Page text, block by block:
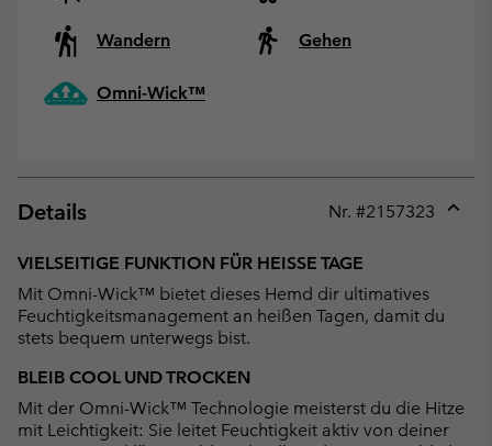
Wandern Gehen
Omni-Wick™
Details Nr. #2157323
VIELSEITIGE FUNKTION FÜR HEISSE TAGE
Mit Omni-Wick™ bietet dieses Hemd dir ultimatives
Feuchtigkeitsmanagement an heißen Tagen, damit du
stets bequem unterwegs bist.
BLEIB COOL UND TROCKEN
Mit der Omni-Wick™ Technologie meisterst du die Hitze
mit Leichtigkeit: Sie leitet Feuchtigkeit aktiv von deiner